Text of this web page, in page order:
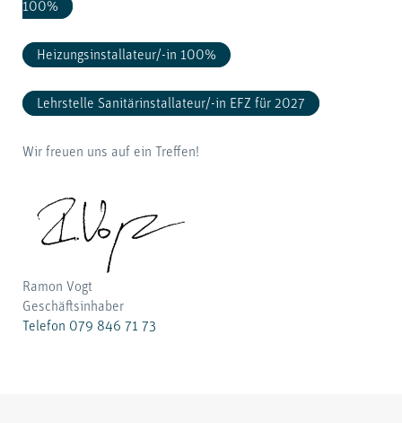
100%
Heizungsinstallateur/-in 100%
Lehrstelle Sanitärinstallateur/-in EFZ für 2027
Wir freuen uns auf ein Treffen!
Ramon Vogt
Geschäftsinhaber
Telefon 079 846 71 73